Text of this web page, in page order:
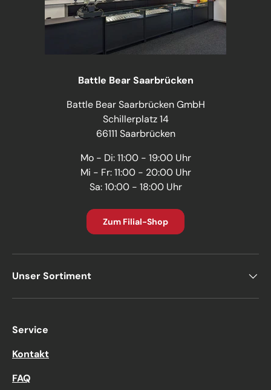
Battle Bear Saarbrücken
Battle Bear Saarbrücken GmbH
Schillerplatz 14
66111 Saarbrücken
Mo - Di: 11:00 - 19:00 Uhr
Mi - Fr: 11:00 - 20:00 Uhr
Sa: 10:00 - 18:00 Uhr
Zum Filial-Shop
Unser Sortiment
Service
Kontakt
FAQ